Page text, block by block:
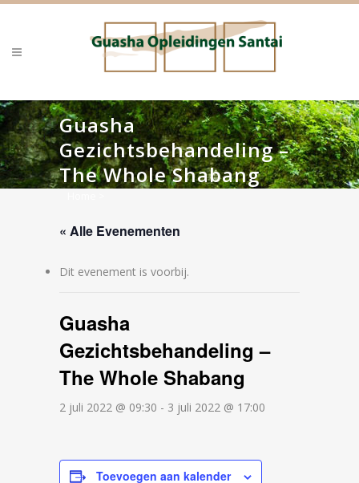
Guasha
Gezichtsbehandeling –
The Whole Shabang
« Alle Evenementen
Dit evenement is voorbij.
Guasha
Gezichtsbehandeling –
The Whole Shabang
2 juli 2022 @ 09:30 - 3 juli 2022 @ 17:00
Toevoegen aan kalender